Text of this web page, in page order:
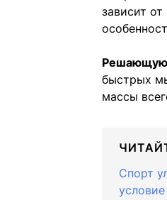
зависит
Решающую
быстрых
массы
Спорт
условие